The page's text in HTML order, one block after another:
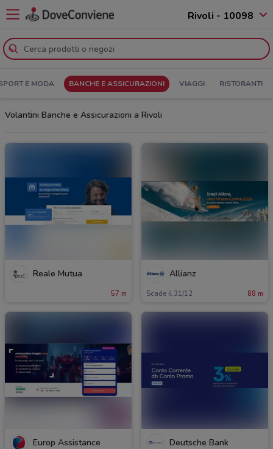
Rivoli - 10098
E MODA BANCHE E ASSICURAZIONI VIAGGI RISTORANTI
Volantini Banche e Assicurazioni a Rivoli
Reale Mutua
57 m
Allianz
Scade il 31/12 88 m
Europ Assistance Deutsche Bank